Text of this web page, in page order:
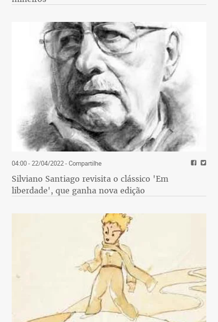
04:00 - 22/04/2022- Compartilhe
Silviano Santiago revisita o clássico 'Em
liberdade', que ganha nova edição